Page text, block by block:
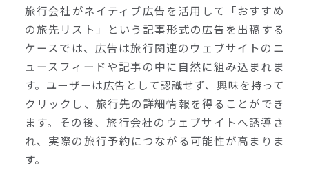
旅行会社がネイティブ広告を活用して「おすすめ
の旅先リスト」という記事形式の広告を出稿する
ケースでは、広告は旅行関連のウェブサイトのニ
ュースフィードや記事の中に自然に組み込まれま
す。ユーザーは広告として認識せず、興味を持って
クリックし、旅行先の詳細情報を得ることができ
ます。その後、旅行会社のウェブサイトへ誘導さ
れ、実際の旅行予約につながる可能性が高まりま
す。